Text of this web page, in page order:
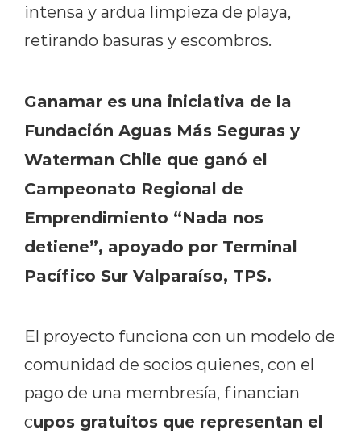
intensa y ardua limpieza de playa,
retirando basuras y escombros.
Ganamar es una iniciativa de la
Fundación Aguas Más Seguras y
Waterman Chile que ganó el
Campeonato Regional de
Emprendimiento “Nada nos
detiene”, apoyado por Terminal
Pacífico Sur Valparaíso, TPS.
El proyecto funciona con un modelo de
comunidad de socios quienes, con el
pago de una membresía, financian
cupos gratuitos que representan el